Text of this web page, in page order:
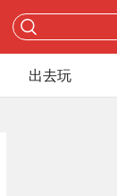
出去玩